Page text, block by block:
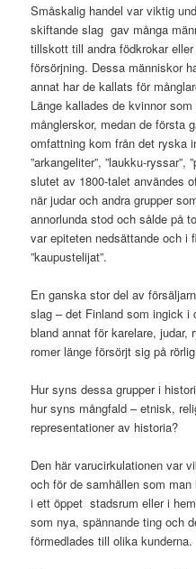
Småskalig handel var viktig
skiftande slag gav många
tillskott till andra födkrokar
försörjning. Dessa människor
annat har de kallats för
Länge kallades de kvinnor
månglerskor, medan de första
omfattning kom från det ryska
”arkangeliter”, ”laukku-ryssar”,
slutet av 1800-talet användes
när judar och andra grupper
annorlunda stod och sålde på
var epiteten nedsättande och i
”kaupustelijat”.
En ganska stor del av
slag – det Finland som ingick i
bland annat för karelare, judar,
romer länge försörjt sig på
Hur syns dessa grupper i
hur syns mångfald – etnisk,
representationer av historia?
Den här varucirkulationen var
och för de samhällen som
i ett öppet stadsrum eller i
som nya, spännande ting och
förmedlades till olika kunderna.